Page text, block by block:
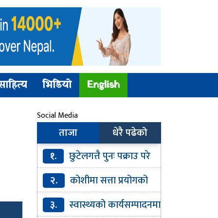
भिडियो English
Social Media
ताजा
धेरै पढेको
१.
छुटेलगत्तै पुनः पक्राउ परे
अभिषेक गिरी
२.
कोशीमा सत्ता प्रयोगको
निरन्तर खेल
३.
स्वास्थ्यको कार्यसम्पादनमा